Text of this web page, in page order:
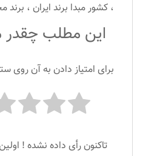
، کشور مبدا برند ایران ،
این مطلب چقدر
برای امتیاز دادن به آن روی
تاکنون رأی داده نشده !